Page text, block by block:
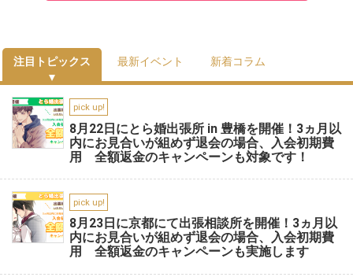
注目トピックス 最新イベント 新着コラム
pick up!
8月22日にとら婚出張所 in 豊橋を開催！3ヵ月以
内にお見合いが組めず退会の場合、入会初期費
用 全額返金のキャンペーンも対象です！
pick up!
8月23日に京都にて出張相談所を開催！3ヵ月以
内にお見合いが組めず退会の場合、入会初期費
用 全額返金のキャンペーンも実施します